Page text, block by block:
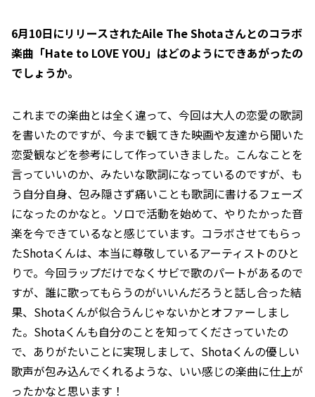
――6月10日にリリースされたAile The Shotaさんとのコラボ
楽曲「Hate to LOVE YOU」はどのようにできあがったの
でしょうか。
これまでの楽曲とは全く違って、今回は大人の恋愛の歌詞
を書いたのですが、今まで観てきた映画や友達から聞いた
恋愛観などを参考にして作っていきました。こんなことを
言っていいのか、みたいな歌詞になっているのですが、も
う自分自身、包み隠さず痛いことも歌詞に書けるフェーズ
になったのかなと。ソロで活動を始めて、やりたかった音
楽を今できているなと感じています。コラボさせてもらっ
たShotaくんは、本当に尊敬しているアーティストのひと
りで。今回ラップだけでなくサビで歌のパートがあるので
すが、誰に歌ってもらうのがいいんだろうと話し合った結
果、Shotaくんが似合うんじゃないかとオファーしまし
た。Shotaくんも自分のことを知ってくださっていたの
で、ありがたいことに実現しまして、Shotaくんの優しい
歌声が包み込んでくれるような、いい感じの楽曲に仕上が
ったかなと思います！